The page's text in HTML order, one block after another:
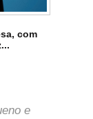
com
e